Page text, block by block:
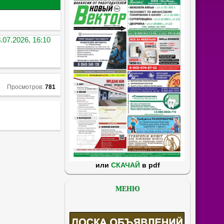
16:10
Просмотров: 781
или СКАЧАЙв pdf
МЕНЮ